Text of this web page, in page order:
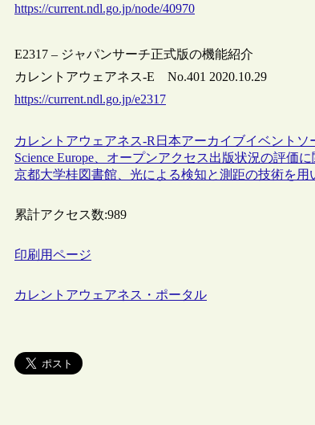
https://current.ndl.go.jp/node/40970
E2317 – ジャパンサーチ正式版の機能紹介
カレントアウェアネス-E No.401 2020.10.29
https://current.ndl.go.jp/e2317
カレントアウェアネス-R 日本アーカイブイベント ソ
Science Europe、オープンアクセス出版状況の評価
京都大学桂図書館、光による検知と測距の技術を
累計アクセス数:989
印刷用ページ
カレントアウェアネス・ポータル